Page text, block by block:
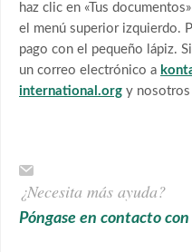
haz clic en «Tus
el menú superior izquierdo.
pago con el pequeño lápiz.
un correo electrónico a
international.org y nosotros
¿Necesita más ayuda?
Póngase en contacto